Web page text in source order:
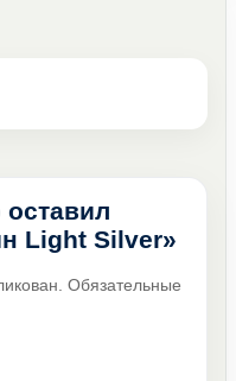
Light Silver»
Обязательные